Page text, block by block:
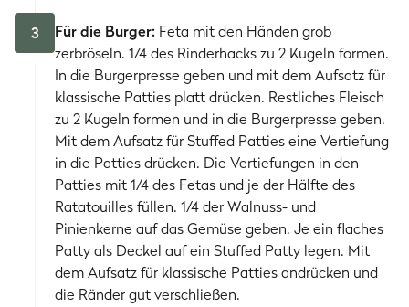
3 Für die Burger: Feta mit den Händen grob
zerbröseln. 1/4 des Rinderhacks zu 2 Kugeln formen.
In die Burgerpresse geben und mit dem Aufsatz für
klassische Patties platt drücken. Restliches Fleisch
zu 2 Kugeln formen und in die Burgerpresse geben.
Mit dem Aufsatz für Stuffed Patties eine Vertiefung
in die Patties drücken. Die Vertiefungen in den
Patties mit 1/4 des Fetas und je der Hälfte des
Ratatouilles füllen. 1/4 der Walnuss- und
Pinienkerne auf das Gemüse geben. Je ein flaches
Patty als Deckel auf ein Stuffed Patty legen. Mit
dem Aufsatz für klassische Patties andrücken und
die Ränder gut verschließen.